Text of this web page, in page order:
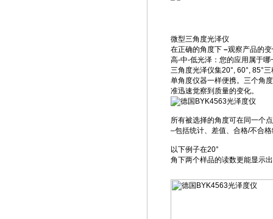
微型三角度光泽仪
在正确的角度下–观察产品的变
高-中-低光泽：您的应用属于哪
三角度光泽仪集20°, 60°, 85°
单角度仪器一样便携。三个角
准迅速觉察到质量的变化。
所有被选择的角度可在同一个
–包括统计、差值、合格/不合
以下例子在20°
角下两个样品的读数更能显示